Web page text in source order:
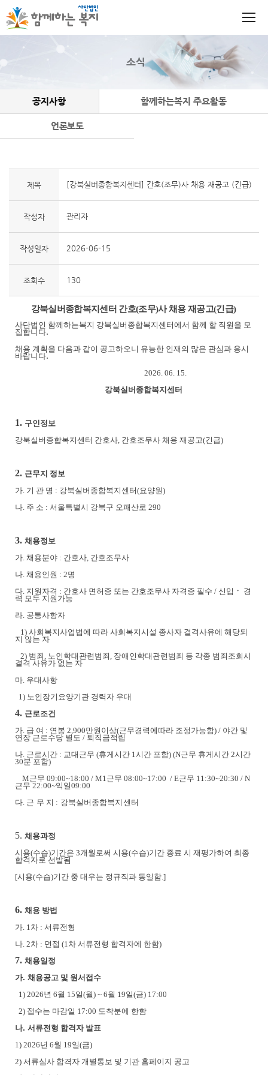
소식
공지사항 함께하는복지 주요활동
언론보도
제목 [강북실버종합복지센터] 간호(조무)사 채용 재공고 (긴급)
작성자 관리자
작성일자 2026-06-15
조회수 130
강북실버종합복지센터 간호(조무)사 채용재공고(긴급)
사단법인 함께하는복지 강북실버종합복지센터에서 함께 할 직원을 모
집합니다.
채용 계획을 다음과 같이 공고하오니 유능한 인재의 많은 관심과 응시
바랍니다.
2026. 06. 15.
강북실버종합복지센터
1. 구인정보
강북실버종합복지센터 간호사, 간호조무사 채용 재공고(긴급)
2. 근무지 정보
가. 기 관 명 : 강북실버종합복지센터(요양원)
나. 주 소 : 서울특별시 강북구 오패산로 290
3. 채용정보
가. 채용분야 : 간호사, 간호조무사
나. 채용인원 : 2명
다. 지원자격 : 간호사 면허증 또는 간호조무사 자격증 필수 / 신입 ㆍ 경
력 모두 지원가능
라. 공통사항자
1) 사회복지사업법에 따라 사회복지시설 종사자 결격사유에 해당되
지 않는 자
2) 범죄, 노인학대관련범죄, 장애인학대관련범죄 등 각종 범죄조회시
결격 사유가 없는 자
마. 우대사항
1) 노인장기요양기관 경력자 우대
4. 근로조건
가. 급 여 : 연봉 2,900만원이상(근무경력에따라 조정가능함) / 야간 및
연장 근로수당 별도 / 퇴직금적립
나. 근로시간 : 교대근무 (휴게시간 1시간 포함) (N근무 휴게시간 2시간
30분 포함)
M근무 09:00~18:00 / M1근무 08:00~17:00 / E근무 11:30~20:30 / N
근무 22:00~익일09:00
다. 근 무 지 : 강북실버종합복지센터
5. 채용과정
시용(수습)기간은 3개월로써 시용(수습)기간 종료 시 재평가하여 최종
합격자로 선발됨
[시용(수습)기간 중 대우는 정규직과 동일함.]
6. 채용 방법
가. 1차 : 서류전형
나. 2차 : 면접 (1차 서류전형 합격자에 한함)
7. 채용일정
가. 채용공고 및 원서접수
1) 2026년 6월 15일(월) ~ 6월 19일(금) 17:00
2) 접수는 마감일 17:00 도착분에 한함
나. 서류전형 합격자 발표
1) 2026년 6월 19일(금)
2) 서류심사 합격자 개별통보 및 기관 홈페이지 공고